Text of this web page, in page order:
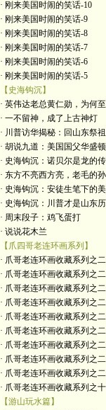
· 刚来美国时闹的笑话-10
· 刚来美国时闹的笑话-9
· 刚来美国时闹的笑话-8
· 刚来美国时闹的笑话-7
· 刚来美国时闹的笑话-6
· 刚来美国时闹的笑话-5
【史海钩沉】
· 英伟达老总黄仁勋，为何
· 一不留神，成了上古神灯
· 川普访华揭秘：回山东祭
· 胡说九道：美国国父华盛
· 史海钩沉：诺贝尔是龙的
· 东方不亮西方亮，老毛的
· 史海钩沉：安徒生笔下的美
· 史海钩沉：川普才是山东
· 周末段子：鸡飞蛋打
· 说说花木兰
【爪四哥老连环画系列】
· 爪哥老连环画收藏系列之二
· 爪哥老连环画收藏系列之二
· 爪哥老连环画收藏系列之二
· 爪哥老连环画收藏系列之二
· 爪哥老连环画收藏系列之二
· 爪哥老连环画收藏系列之二
· 爪哥老连环画收藏系列之二
· 爪哥老连环画收藏系列之二
· 爪哥老连环画收藏系列之
· 爪哥老连环画收藏系列之
【游山玩水篇】